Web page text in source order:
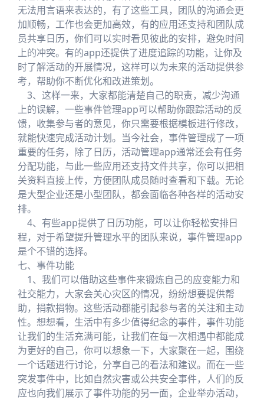
无法用言语来表达的，有了这些工具，团队的沟通会更
加顺畅，工作也会更加高效，有的应用还支持和团队成
员共享日历，你们可以实时看见彼此的安排，避免时间
上的冲突。有的app还提供了进度追踪的功能，让你及
时了解活动的开展情况，这样可以为未来的活动提供参
考，帮助你不断优化和改进策划。
3、这样一来，大家都能清楚自己的职责，减少沟通
上的误解，一些事件管理app可以帮助你跟踪活动的反
馈，收集参与者的意见，你只需要根据模板进行修改，
就能快速完成活动计划。当今社会，事件管理成了一项
重要的任务，除了日历，活动管理app通常还会有任务
分配功能，与此一些应用还支持文件共享，你可以把相
关资料直接上传，方便团队成员随时查看和下载。无论
是大型企业还是小型团队，都会面临各种各样的活动安
排。
4、有些app提供了日历功能，可以让你轻松安排日
程，对于希望提升管理水平的团队来说，事件管理app
是个不错的选择。
七、事件功能
1、我们可以借助这些事件来锻炼自己的应变能力和
社交能力，大家会关心灾区的情况，纷纷想要提供帮
助，捐款捐物。这些活动都能引起参与者的关注和主动
性。想想看，生活中有多少值得纪念的事件，事件功能
让我们的生活充满可能，让我们在每一次相遇中都能成
为更好的自己，你可以想象一下，大家聚在一起，围绕
一个话题进行讨论，分享自己的看法和建议。而在一些
突发事件中，比如自然灾害或公共安全事件，人们的反
应也向我们展示了事件功能的另一面，企业举办活动，